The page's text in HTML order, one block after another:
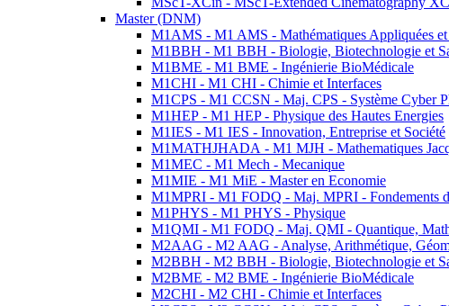
Master (DNM)
M1AMS - M1 AMS - Mathématiques Appliquées et
M1BBH - M1 BBH - Biologie, Biotechnologie et
M1BME - M1 BME - Ingénierie BioMédicale
M1CHI - M1 CHI - Chimie et Interfaces
M1CPS - M1 CCSN - Maj. CPS - Système Cyber
M1HEP - M1 HEP - Physique des Hautes Energies
M1IES - M1 IES - Innovation, Entreprise et Société
M1MATHJHADA - M1 MJH - Mathematiques
M1MEC - M1 Mech - Mecanique
M1MIE - M1 MiE - Master en Economie
M1MPRI - M1 FODQ - Maj. MPRI - Fondements
M1PHYS - M1 PHYS - Physique
M1QMI - M1 FODQ - Maj. QMI - Quantique,
M2AAG - M2 AAG - Analyse, Arithmétique,
M2BBH - M2 BBH - Biologie, Biotechnologie et
M2BME - M2 BME - Ingénierie BioMédicale
M2CHI - M2 CHI - Chimie et Interfaces